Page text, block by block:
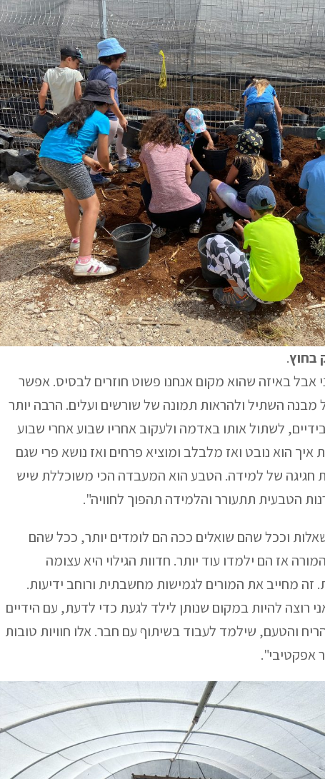
בחוץ.
אבל באיזה שהוא מקום אנחנו פשוט חוזרים לבסיס. אפשר
השתיל ולהראות תמונה של שורשים ועלים. הרבה יותר
לשתול אותו באדמה ולעקוב אחריו שבוע אחרי שבוע
איך הוא נובט ואז מלבלב ומוציא פרחים ואז נושא פרי שגם
חגיגה של למידה. הטבע הוא המעבדה הכי משוכללת שיש
הטבעית תתעורר והלמידה תהפוך לחוויה".
וככל שהם שואלים ככה הם לומדים יותר, ככל שהם
אז הם ילמדו עוד יותר. חדוות הגילוי היא עצומה
מחייב את המורים לגמישות מחשבתית ורוחב ידיעות.
רוצה להיות במקום שנותן לילד לגעת כדי לדעת, עם הידיים
והטעם, שילמד לעבוד בשיתוף עם חבר. אלו חוויות טובות
אפקטיבי".